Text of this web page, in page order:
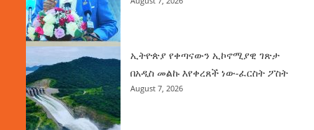
ኢትዮጵያ የቀጣናውን ኢኮኖሚያዊ ገጽታ
በአዲስ መልኩ እየቀረጸች ነው-ፈርስት ፖስት
August 7, 2026